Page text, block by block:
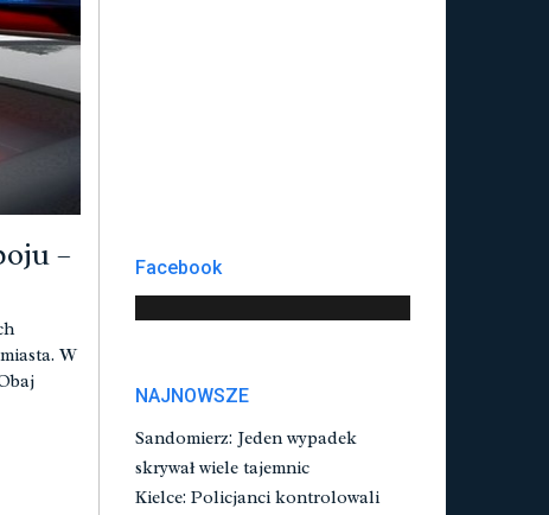
–
W
Facebook
NAJNOWSZE
Sandomierz: Jeden wypadek
skrywał wiele tajemnic
Kielce: Policjanci kontrolowali